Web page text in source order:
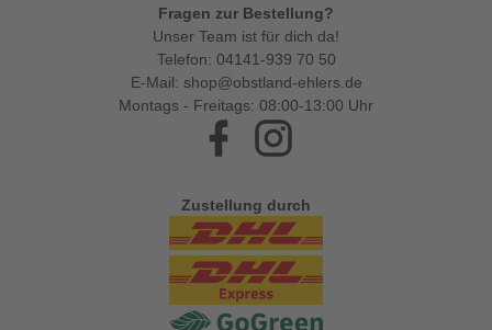
Fragen zur Bestellung?
Unser Team ist für dich da!
Telefon: 04141-939 70 50
E-Mail: shop@obstland-ehlers.de
Montags - Freitags: 08:00-13:00 Uhr
Facebook
Zustellung durch